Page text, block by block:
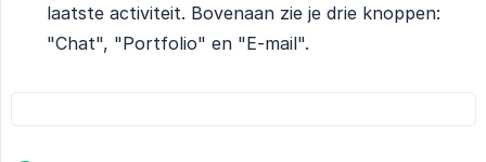
laatste activiteit. Bovenaan zie je drie knoppen:
"Chat", "Portfolio" en "E-mail".